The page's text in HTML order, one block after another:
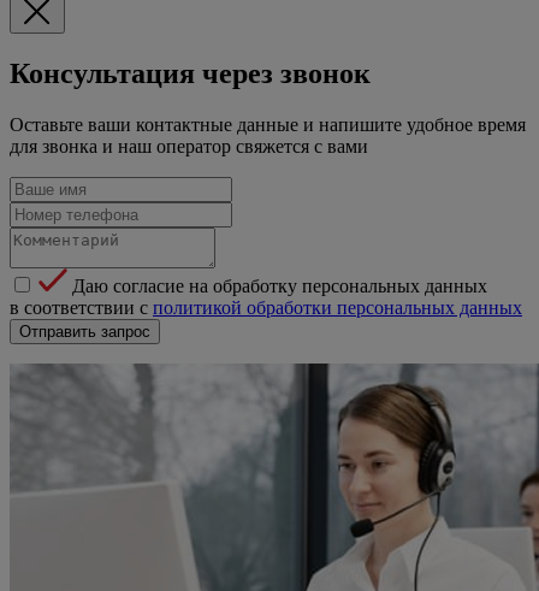
Консультация через звонок
Оставьте ваши контактные данные и напишите удобное время
для звонка и наш оператор свяжется с вами
Даю согласие на обработку персональных данных
в соответствии с политикой обработки персональных данных
Отправить запрос